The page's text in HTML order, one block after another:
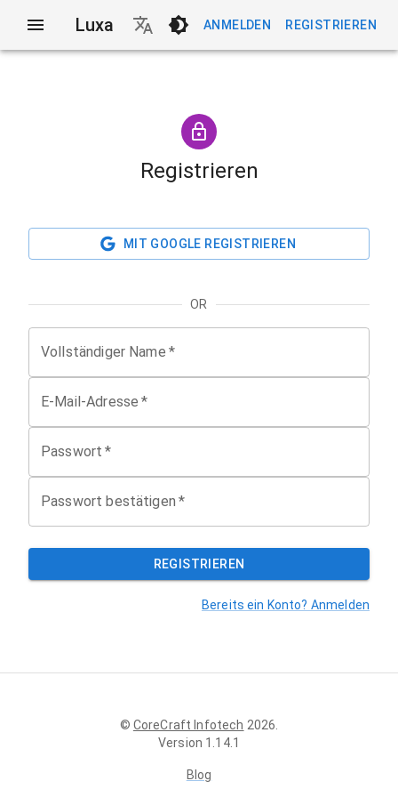
Luxa ANMELDEN REGISTRIEREN
Registrieren
MIT GOOGLE REGISTRIEREN
OR
Vollständiger Name *
E-Mail-Adresse *
Passwort *
Passwort bestätigen *
REGISTRIEREN
Bereits ein Konto? Anmelden
© CoreCraft Infotech 2026
Version 1.14.1
Blog